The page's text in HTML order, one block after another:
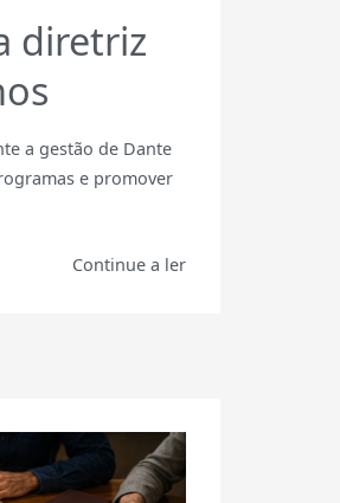
diretriz
a gestão de Dante
e promover
Continue a ler